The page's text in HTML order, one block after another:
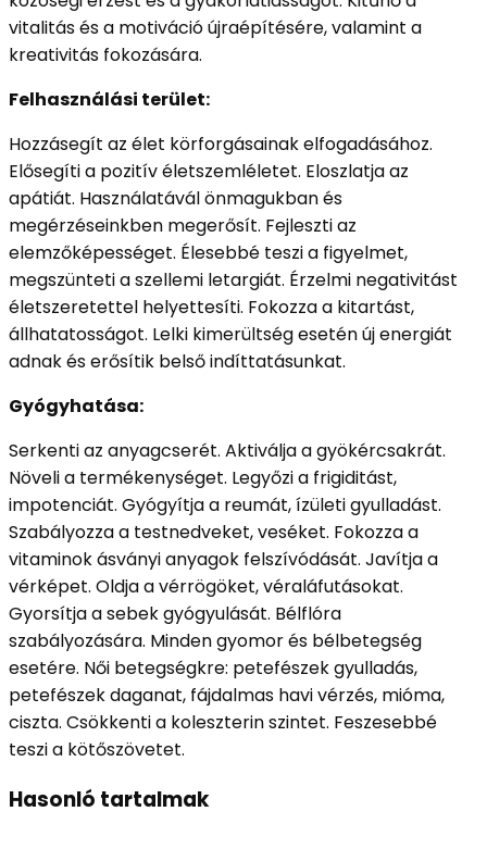
vitalitás és a motiváció újraépítésére, valamint a
kreativitás fokozására.
Felhasználási terület:
Hozzásegít az élet körforgásainak elfogadásához.
Elősegíti a pozitív életszemléletet. Eloszlatja az
apátiát. Használatávál önmagukban és
megérzéseinkben megerősít. Fejleszti az
elemzőképességet. Élesebbé teszi a figyelmet,
megszünteti a szellemi letargiát. Érzelmi negativitást
életszeretettel helyettesíti. Fokozza a kitartást,
állhatatosságot. Lelki kimerültség esetén új energiát
adnak és erősítik belső indíttatásunkat.
Gyógyhatása:
Serkenti az anyagcserét. Aktiválja a gyökércsakrát.
Növeli a termékenységet. Legyőzi a frigiditást,
impotenciát. Gyógyítja a reumát, ízületi gyulladást.
Szabályozza a testnedveket, veséket. Fokozza a
vitaminok ásványi anyagok felszívódását. Javítja a
vérképet. Oldja a vérrögöket, véraláfutásokat.
Gyorsítja a sebek gyógyulását. Bélflóra
szabályozására. Minden gyomor és bélbetegség
esetére. Női betegségkre: petefészek gyulladás,
petefészek daganat, fájdalmas havi vérzés, mióma,
ciszta. Csökkenti a koleszterin szintet. Feszesebbé
teszi a kötőszövetet.
Hasonló tartalmak